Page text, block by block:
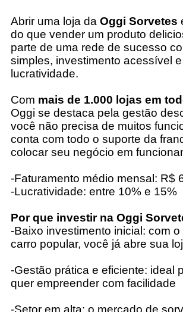
Abrir uma loja da Oggi Sorvetes
do que vender um produto
parte de uma rede de sucesso
simples, investimento acessível
lucratividade.
Com mais de 1.000 lojas em
Oggi se destaca pela gestão
você não precisa de muitos
conta com todo o suporte da
colocar seu negócio em
-Faturamento médio mensal: R$
-Lucratividade: entre 10% e 15%
Por que investir na Oggi
-Baixo investimento inicial: com
carro popular, você já abre sua
-Gestão prática e eficiente: ideal
quer empreender com facilidade